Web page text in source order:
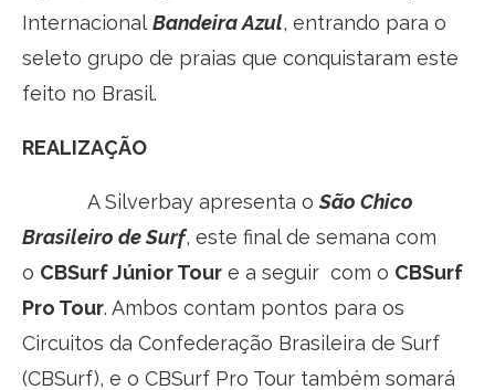
Internacional Bandeira Azul, entrando para o
seleto grupo de praias que conquistaram este
feito no Brasil.
REALIZAÇÃO
A Silverbay apresenta oSão Chico
Brasileiro de Surf, este final de semana com
o CBSurf Júnior Tour e a seguir com o CBSurf
Pro Tour. Ambos contam pontos para os
Circuitos da Confederação Brasileira de Surf
(CBSurf), e o CBSurf Pro Tour também somará